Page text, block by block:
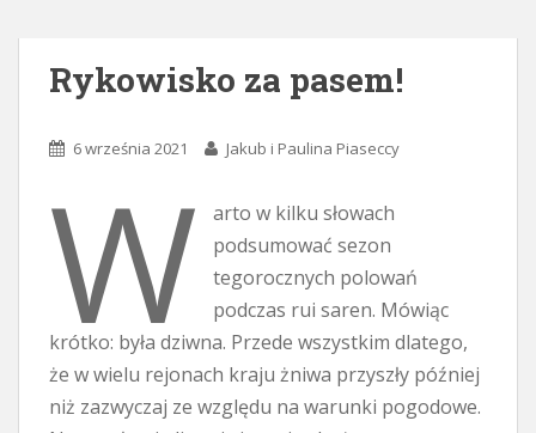
Rykowisko za pasem!
6 września 2021 Jakub i Paulina Piaseccy
W
arto w kilku słowach
podsumować sezon
tegorocznych polowań
podczas rui saren. Mówiąc
krótko: była dziwna. Przede wszystkim dlatego,
że w wielu rejonach kraju żniwa przyszły później
niż zazwyczaj ze względu na warunki pogodowe.